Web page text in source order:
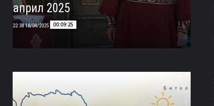
април 2025
00:09:25
18/04/2025 22:38